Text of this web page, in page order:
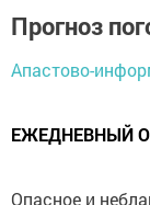
Прогноз
Апастово-
ЕЖЕДНЕВНЫЙ
Опасное и